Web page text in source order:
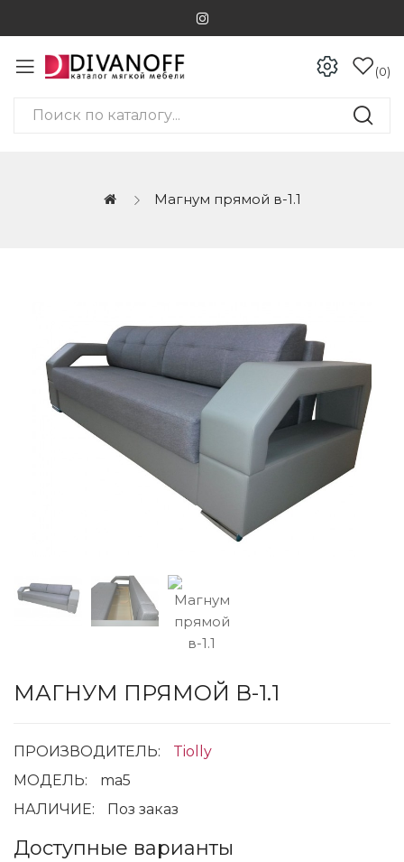
0
Магнум прямой в-1.1
МАГНУМ ПРЯМОЙ В-1.1
ПРОИЗВОДИТЕЛЬ:
Tiolly
МОДЕЛЬ:
ma5
НАЛИЧИЕ:
Поз заказ
Доступные варианты